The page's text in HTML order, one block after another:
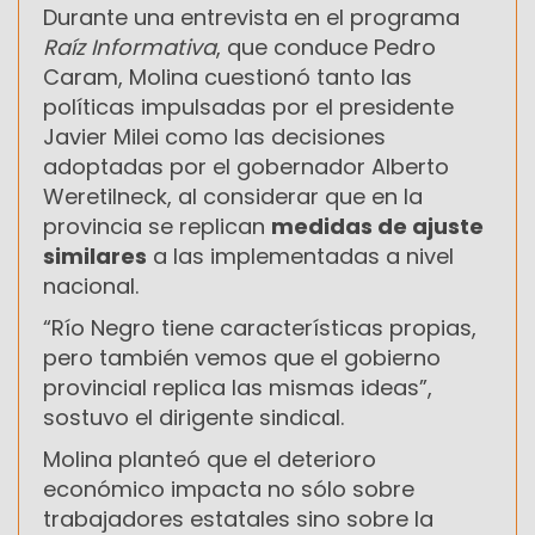
Durante una entrevista en el programa
Raíz Informativa, que conduce Pedro
Caram, Molina cuestionó tanto las
políticas impulsadas por el presidente
Javier Milei como las decisiones
adoptadas por el gobernador Alberto
Weretilneck, al considerar que en la
provincia se replican medidas de ajuste
similares a las implementadas a nivel
nacional.
“Río Negro tiene características propias,
pero también vemos que el gobierno
provincial replica las mismas ideas”,
sostuvo el dirigente sindical.
Molina planteó que el deterioro
económico impacta no sólo sobre
trabajadores estatales sino sobre la